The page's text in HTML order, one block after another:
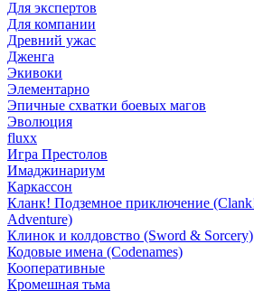
Для экспертов
Для компании
Древний ужас
Дженга
Экивоки
Элементарно
Эпичные схватки боевых магов
Эволюция
fluxx
Игра Престолов
Имаджинариум
Каркассон
Кланк! Подземное приключение
Adventure)
Клинок и колдовство (Sword & Sorcery)
Кодовые имена (Codenames)
Кооперативные
Кромешная тьма